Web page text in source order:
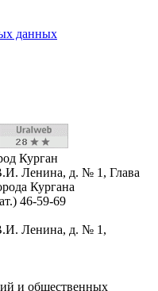
данных
Курган
Ленина, д. № 1, Глава
Кургана
46-59-69
Ленина, д. № 1,
и общественных